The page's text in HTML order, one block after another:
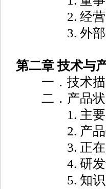
2. 经营
3. 外部
第二章 技术与
一．技术描
二．产品状
1. 主要产
2. 产品
3. 正在开
4. 研发计
5. 知识产